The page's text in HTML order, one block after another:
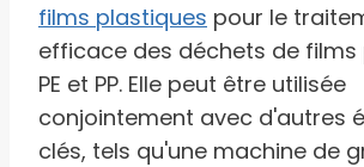
films plastiques pour le
efficace des déchets de films
PE et PP. Elle peut être utilisée
conjointement avec d'autres
clés, tels qu'une machine de